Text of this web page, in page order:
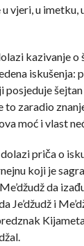
vjeri, u imetku,
kazivanje o
iskušenja:
posjeduje
to zaradio
moć i vlast
priča o
koji je
da
Je’džudž i